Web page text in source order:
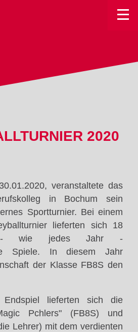
2020
veranstaltete das
in Bochum sein
Sportturnier. Bei einem
lieferten sich 18
- wie jedes Jahr -
Spiele. In diesem Jahr
der Klasse FB8S den
Endspiel lieferten sich die
Pchlers" (FB8S) und
Lehrer) mit dem verdienten